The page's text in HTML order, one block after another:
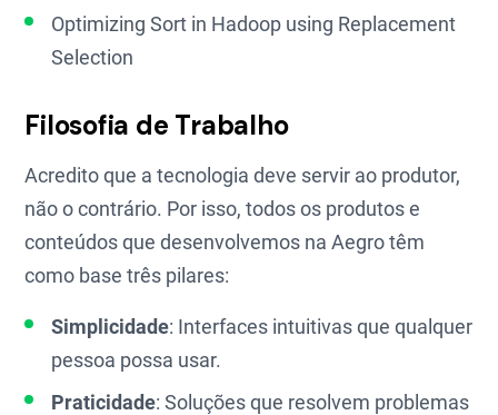
Optimizing Sort in Hadoop using Replacement
Selection
Filosofia de Trabalho
Acredito que a tecnologia deve servir ao produtor,
não o contrário. Por isso, todos os produtos e
conteúdos que desenvolvemos na Aegro têm
como base três pilares:
Simplicidade: Interfaces intuitivas que qualquer
pessoa possa usar.
Praticidade: Soluções que resolvem problemas